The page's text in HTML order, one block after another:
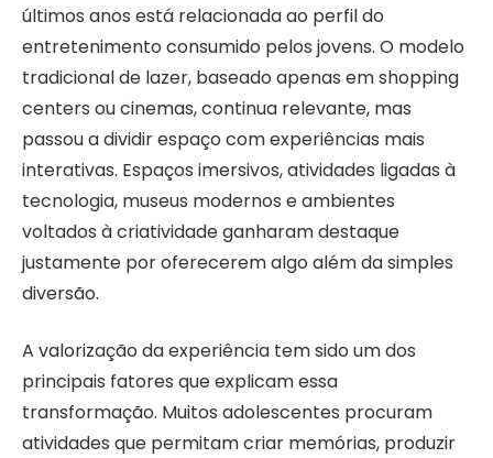
últimos anos está relacionada ao perfil do
entretenimento consumido pelos jovens. O modelo
tradicional de lazer, baseado apenas em shopping
centers ou cinemas, continua relevante, mas
passou a dividir espaço com experiências mais
interativas. Espaços imersivos, atividades ligadas à
tecnologia, museus modernos e ambientes
voltados à criatividade ganharam destaque
justamente por oferecerem algo além da simples
diversão.
A valorização da experiência tem sido um dos
principais fatores que explicam essa
transformação. Muitos adolescentes procuram
atividades que permitam criar memórias, produzir